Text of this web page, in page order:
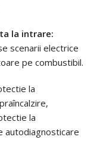
la intrare:
scenarii electrice
pe combustibil.
la
la
autodiagnosticare